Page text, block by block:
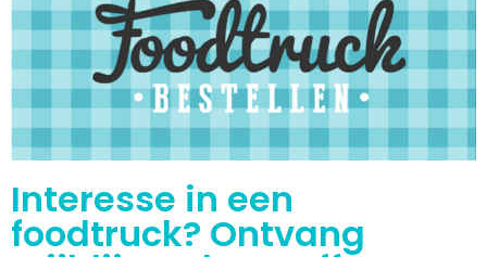
Interesse in een
foodtruck? Ontvang